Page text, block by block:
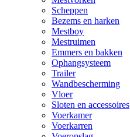
Scheppen
Bezems en harken
Mestboy
Mestruimen
Emmers en bakken
Ophangsysteem
Trailer
Wandbescherming
Vloer
Sloten en accessoires
Voerkamer
Voerkarren